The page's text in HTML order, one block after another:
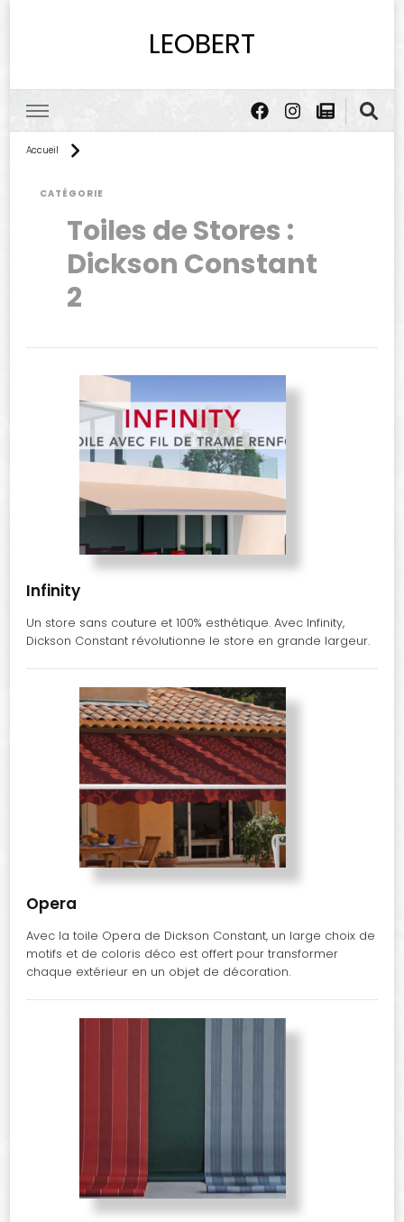
LEOBERT
Accueil
CATÉGORIE
Toiles de Stores :
Dickson Constant
2
Infinity
Un store sans couture et 100% esthétique. Avec Infinity,
Dickson Constant révolutionne le store en grande largeur.
Opera
Avec la toile Opera de Dickson Constant, un large choix de
motifs et de coloris déco est offert pour transformer
chaque extérieur en un objet de décoration.